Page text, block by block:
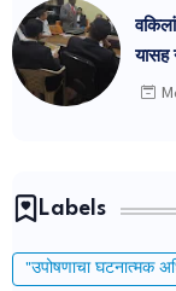
यासह
Labels
"उपोषणाचा घटनात्मक